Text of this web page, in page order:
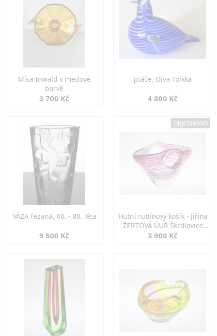
Mísa Inwald v medové
barvě
3 700 Kč
ptáče, Oiva Toikka
4 800 Kč
VÁZA řezaná, 60. - 80. léta
9 500 Kč
OBJEDNÁNO
Hutní rubínový košík - Jiřina
ŽERTOVÁ ÚUŘ Škrdlovice
1960
3 900 Kč